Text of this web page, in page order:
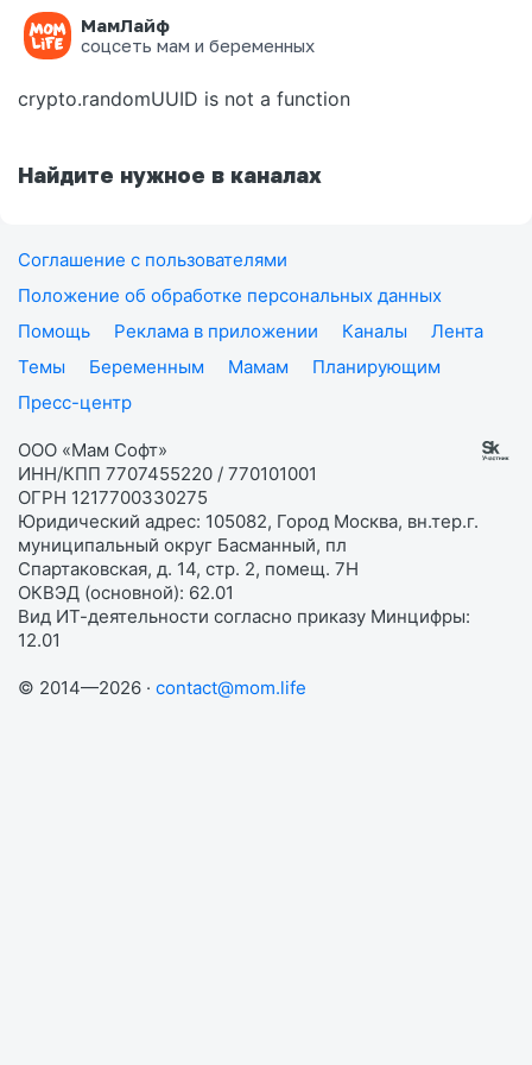
МамЛайф
соцсеть мам и беременных
Ошибка на странице
crypto.randomUUID is not a function
Найдите нужное в каналах
Соглашение с пользователями
Положение об обработке персональных данных
Помощь
Реклама в приложении Каналы
Лента
Темы
Беременным Мамам
Планирующим
Пресс-центр
ООО «Мам Софт»
ИНН/КПП 7707455220 / 770101001
ОГРН 1217700330275
Юридический адрес: 105082, Город Москва, вн.тер.г.
муниципальный округ Басманный, пл
Спартаковская, д. 14, стр. 2, помещ. 7Н
ОКВЭД (основной): 62.01
Вид ИТ-деятельности согласно приказу Минцифры:
12.01
© 2014—2026 · contact@mom.life